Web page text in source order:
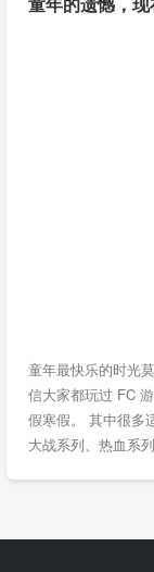
童年最快乐的时光
信大家都玩过 FC
假寒假。 其中很多
大战系列、热血系